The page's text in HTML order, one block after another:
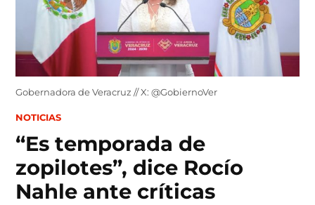
Gobernadora de Veracruz // X: @GobiernoVer
POSTED
NOTICIAS
“Es temporada de
zopilotes”, dice Rocío
Nahle ante críticas